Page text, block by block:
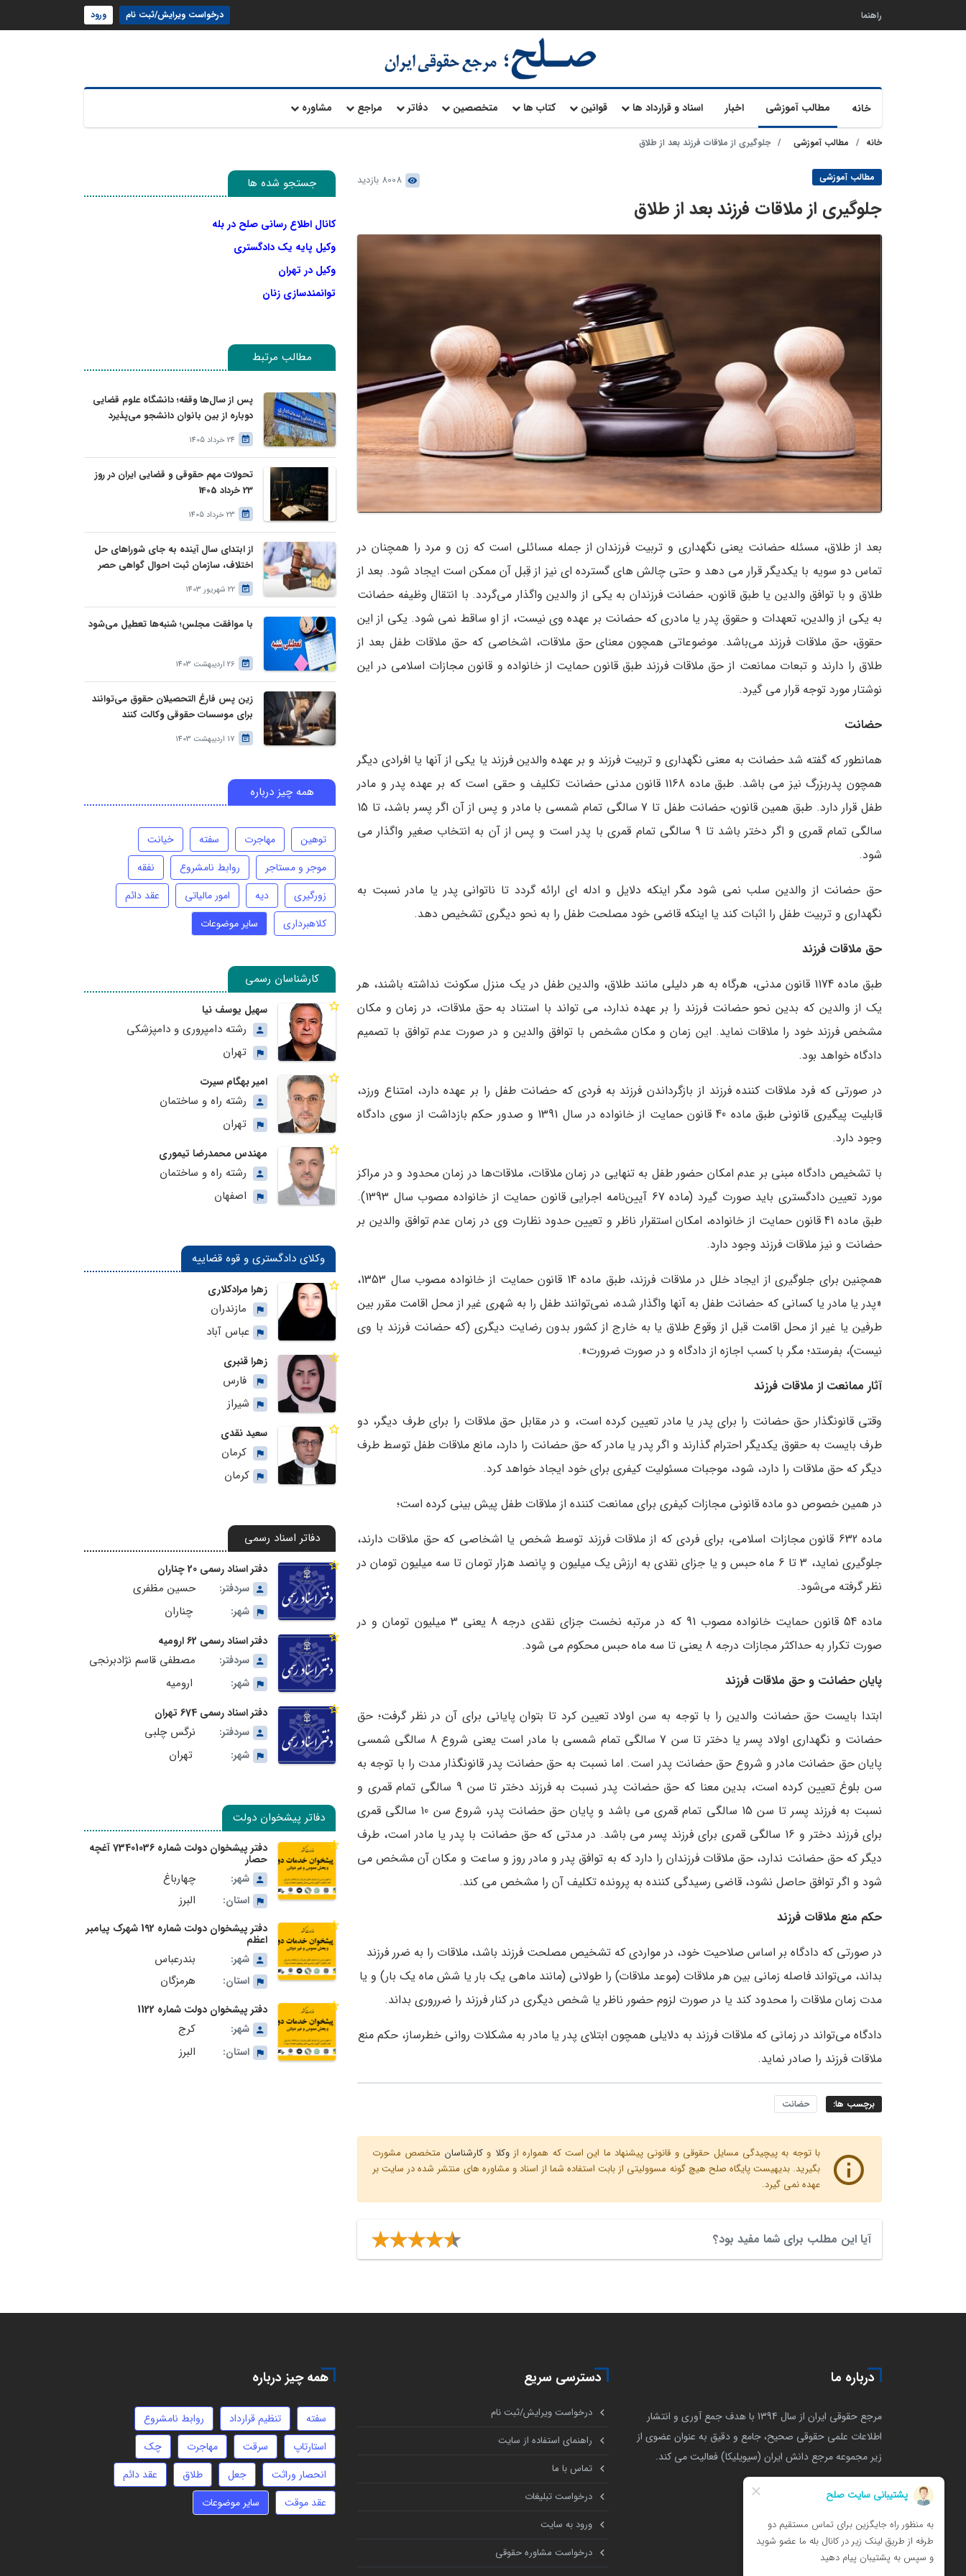
راهنما درخواست ویرایش/ثبت نام ورود
خانه مطالب آموزشی اخبار اسناد و قرارداد ها قوانین کتاب ها متخصصین دفاتر مراجع مشاوره
خانه مطالب آموزشی جلوگیری از ملاقات فرزند بعد از طلاق
مطالب آموزشی 8008 بازدید
جلوگیری از ملاقات فرزند بعد از طلاق
بعد از طلاق، مسئله حضانت یعنی نگهداری و تربیت فرزندان از جمله مسائلی است که زن و مرد را همچنان در
تماس دو سویه با یکدیگر قرار می دهد و حتی چالش های گسترده ای نیز از قِبل آن ممکن است ایجاد شود. بعد از
طلاق و با توافق والدین یا طبق قانون، حضانت فرزندان به یکی از والدین واگذار می‌گردد. با انتقال وظیفه حضانت
به یکی از والدین، تعهدات و حقوق پدر یا مادری که حضانت بر عهده وی نیست، از او ساقط نمی‌ شود. یکی از این
حقوق، حق ملاقات فرزند می‌باشد. موضوعاتی همچون معنای حق ملاقات، اشخاصی که حق ملاقات طفل بعد از
طلاق را دارند و تبعات ممانعت از حق ملاقات فرزند طبق قانون حمایت از خانواده و قانون مجازات اسلامی در این
نوشتار مورد توجه قرار می‌ گیرد.
حضانت
همانطور که گفته شد حضانت به معنی نگهداری و تربیت فرزند و بر عهده والدین فرزند یا یکی از آنها یا افرادی دیگر
همچون پدربزرگ نیز می‌ باشد. طبق ماده 1168 قانون مدنی حضانت تکلیف و حقی است که بر عهده پدر و مادر
طفل قرار دارد. طبق همین قانون، حضانت طفل تا 7 سالگی تمام شمسی با مادر و پس از آن اگر پسر باشد، تا 15
سالگی تمام قمری و اگر دختر باشد تا 9 سالگی تمام قمری با پدر است و پس از آن به انتخاب صغیر واگذار می
شود.
حق حضانت از والدین سلب نمی شود مگر اینکه دلایل و ادله ای ارائه گردد تا ناتوانی پدر یا مادر نسبت به
نگهداری و تربیت طفل را اثبات کند یا اینکه قاضی خود مصلحت طفل را به نحو دیگری تشخیص دهد.
حق ملاقات فرزند
طبق ماده 1174 قانون مدنی، هرگاه به هر دلیلی مانند طلاق، والدین طفل در یک منزل سکونت نداشته باشند، هر
یک از والدین که بدین نحو حضانت فرزند را بر عهده ندارد، می‌ تواند با استناد به حق ملاقات، در زمان و مکان
مشخص فرزند خود را ملاقات نماید. این زمان و مکان مشخص با توافق والدین و در صورت عدم توافق با تصمیم
دادگاه خواهد بود.
در صورتی که فرد ملاقات کننده فرزند از بازگرداندن فرزند به فردی که حضانت طفل را بر عهده دارد، امتناع ورزد،
قابلیت پیگیری قانونی طبق ماده 40 قانون حمایت از خانواده در سال 1391 و صدور حکم بازداشت از سوی دادگاه
وجود دارد.
با تشخیص دادگاه مبنی بر عدم امکان حضور طفل به تنهایی در زمان ملاقات، ملاقات‌ها در زمان محدود و در مراکز
مورد تعیین دادگستری باید صورت گیرد (ماده 67 آیین‌نامه اجرایی قانون حمایت از خانواده مصوب سال 1393).
طبق ماده 41 قانون حمایت از خانواده، امکان استقرار ناظر و تعیین حدود نظارت وی در زمان عدم توافق والدین بر
حضانت و نیز ملاقات فرزند وجود دارد.
همچنین برای جلوگیری از ایجاد خلل در ملاقات فرزند، طبق ماده 14 قانون حمایت از خانواده مصوب سال 1353،
«پدر یا مادر یا کسانی که حضانت طفل به آنها واگذار شده، نمی‌توانند طفل را به شهری غیر از محل اقامت مقرر بین
طرفین یا غیر از محل اقامت قبل از وقوع طلاق یا به خارج از کشور بدون رضایت دیگری (که حضانت فرزند با وی
نیست)، بفرستد؛ مگر با کسب اجازه از دادگاه و در صورت ضرورت».
آثار ممانعت از ملاقات فرزند
وقتی قانونگذار حق حضانت را برای پدر یا مادر تعیین کرده است، و در مقابل حق ملاقات را برای طرف دیگر، دو
طرف بایست به حقوق یکدیگر احترام گذارند و اگر پدر یا مادر که حق حضانت را دارد، مانع ملاقات طفل توسط طرف
دیگر که حق ملاقات را دارد، شود، موجبات مسئولیت کیفری برای خود ایجاد خواهد کرد.
در همین خصوص دو ماده قانونی مجازات کیفری برای ممانعت کننده از ملاقات طفل پیش بینی کرده است؛
ماده 632 قانون مجازات اسلامی، برای فردی که از ملاقات فرزند توسط شخص یا اشخاصی که حق ملاقات دارند،
جلوگیری نماید، 3 تا 6 ماه حبس و یا جزای نقدی به ارزش یک میلیون و پانصد هزار تومان تا سه میلیون تومان در
نظر گرفته می‌شود.
ماده 54 قانون حمایت خانواده مصوب 91 که در مرتبه نخست جزای نقدی درجه 8 یعنی 3 میلیون تومان و در
صورت تکرار به حداکثر مجازات درجه 8 یعنی تا سه ماه حبس محکوم می شود.
پایان حضانت و حق ملاقات فرزند
ابتدا بایست حق حضانت والدین را با توجه به سن اولاد تعیین کرد تا بتوان پایانی برای آن در نظر گرفت؛ حق
حضانت و نگهداری اولاد پسر یا دختر تا سن 7 سالگی تمام شمسی با مادر است یعنی شروع 8 سالگی شمسی
پایان حق حضانت مادر و شروع حق حضانت پدر است. اما نسبت به حق حضانت پدر قانونگذار مدت را با توجه به
سن بلوغ تعیین کرده است، بدین معنا که حق حضانت پدر نسبت به فرزند دختر تا سن 9 سالگی تمام قمری و
نسبت به فرزند پسر تا سن 15 سالگی تمام قمری می باشد و پایان حق حضانت پدر، شروع سن 10 سالگی قمری
برای فرزند دختر و 16 سالگی قمری برای فرزند پسر می باشد. در مدتی که حق حضانت با پدر یا مادر است، طرف
دیگر که حق حضانت ندارد، حق ملاقات فرزندان را دارد که به توافق پدر و مادر روز و ساعت و مکان آن مشخص می
شود و اگر توافق حاصل نشود، قاضی رسیدگی کننده به پرونده تکلیف آن را مشخص می کند.
حکم منع ملاقات فرزند
در صورتی که دادگاه بر اساس صلاحیت خود، در مواردی که تشخیص مصلحت فرزند باشد، ملاقات را به ضرر فرزند
بداند، می‌تواند فاصله زمانی بین هر ملاقات (موعد ملاقات) را طولانی (مانند ماهی یک بار یا شش ماه یک بار) و یا
مدت زمان ملاقات را محدود کند یا در صورت لزوم حضور ناظر یا شخص دیگری در کنار فرزند را ضرروری بداند.
دادگاه می‌تواند در زمانی که ملاقات فرزند به دلایلی همچون ابتلای پدر یا مادر به مشکلات روانی خطرساز، حکم منع
ملاقات فرزند را صادر نماید.
برچسب ها: حضانت
با توجه به پیچیدگی مسایل حقوقی و قانونی پیشنهاد ما این است که همواره ازوکلا وکارشناسان متخصص مشورت
بگیرید. بدیهیست پایگاه صلح هیچ گونه مسوولیتی از بابت استفاده شما از اسناد و مشاوره های منتشر شده در سایت بر
عهده نمی گیرد.
آیا این مطلب برای شما مفید بود؟
جستجو شده ها
کانال اطلاع رسانی صلح در بله
وکیل پایه یک دادگستری
وکیل در تهران
توانمندسازی زنان
مطالب مرتبط
پس از سال‌ها وقفه؛ دانشگاه علوم قضایی
دوباره از بین بانوان دانشجو می‌پذیرد
24 خرداد 1405
تحولات مهم حقوقی و قضایی ایران در روز
23 خرداد 1405
23 خرداد 1405
از ابتدای سال آینده به جای شوراهای حل
اختلاف، سازمان ثبت احوال گواهی حصر
وراثت بدون نیاز به درخواست وراث صادر
خواهد کرد
22 شهریور 1403
با موافقت مجلس؛ شنبه‌ها تعطیل می‌شود
26 اردیبهشت 1403
زین پس فارغ التحصیلان حقوق می‌توانند
برای موسسات حقوقی وکالت کنند
17 اردیبهشت 1403
همه چیز درباره
توهین مهاجرت سفته
خیانت
موجر و مستاجر
روابط نامشروع
نفقه
زورگیری
دیه امور مالیاتی
عقد دائم
کلاهبرداری
سایر موضوعات
کارشناسان رسمی
سهیل یوسف نیا
رشته دامپروری و دامپزشکی
تهران
امیر بهگام سیرت
رشته راه و ساختمان
تهران
مهندس محمدرضا تیموری
رشته راه و ساختمان
اصفهان
وکلای دادگستری و قوه قضاییه
زهرا مرادکلاری
مازندران
عباس آباد
زهرا قنبری
فارس
شیراز
سعید نقدی
کرمان
کرمان
دفاتر اسناد رسمی
دفتر اسناد رسمی 20 چناران
سردفتر:
حسین مظفری
شهر: چناران
دفتر اسناد رسمی 62 ارومیه
سردفتر:
مصطفی قاسم نژادبرنجی
شهر: ارومیه
دفتر اسناد رسمی 674 تهران
سردفتر:
نرگس چلبی
شهر: تهران
دفاتر پیشخوان دولت
دفتر پیشخوان دولت شماره 73401036 آغچه
حصار
شهر:
چهارباغ
استان: البرز
دفتر پیشخوان دولت شماره 192 شهرک پیامبر
اعظم
شهر:
بندرعباس
استان: هرمزگان
دفتر پیشخوان دولت شماره 1122
شهر:
کرج
استان: البرز
درباره ما
مرجع حقوقی ایران از سال 1394 با هدف جمع آوری و انتشار
اطلاعات علمی حقوقی صحیح، جامع و دقیق به عنوان عضوی از
زیر مجموعه مرجع دانش ایران (سیویلیکا) فعالیت می کند.
دسترسی سریع
درخواست ویرایش/ثبت نام
راهنمای استفاده از سایت
تماس با ما
درخواست تبلیغات
ورود به سایت
درخواست مشاوره حقوقی
همه چیز درباره
سفته تنظیم قرارداد
روابط نامشروع
استارتاپ
سرقت مهاجرت
چک
انحصار وراثت
جعل طلاق
عقد دائم
عقد موقت
سایر موضوعات